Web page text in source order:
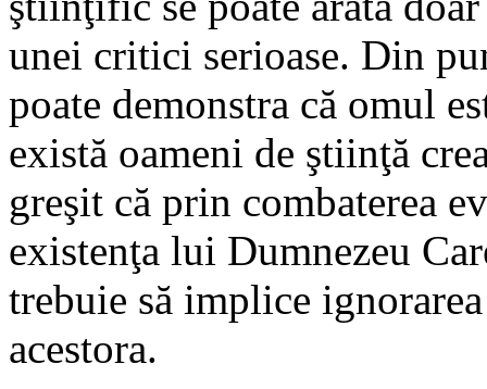
unei critici serioase. Din
poate demonstra că omul
există oameni de ştiinţă
greşit că prin combaterea
existenţa lui Dumnezeu
trebuie să implice
acestora.